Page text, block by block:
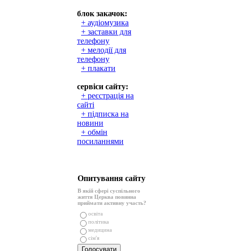
блок закачок:
+ аудіомузика
+ заставки для
телефону
+ мелодії для
телефону
+ плакати
сервіси сайту:
+ реєстрація на
сайті
+ підписка на
новини
+ обмін
посиланнями
Опитування сайту
В якій сфері суспільного
життя Церква повинна
приймати активну участь?
освіта
політика
медицина
сім'я